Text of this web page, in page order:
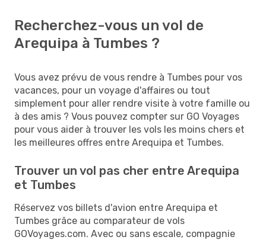
Recherchez-vous un vol de
Arequipa à Tumbes ?
Vous avez prévu de vous rendre à Tumbes pour vos
vacances, pour un voyage d'affaires ou tout
simplement pour aller rendre visite à votre famille ou
à des amis ? Vous pouvez compter sur GO Voyages
pour vous aider à trouver les vols les moins chers et
les meilleures offres entre Arequipa et Tumbes.
Trouver un vol pas cher entre Arequipa
et Tumbes
Réservez vos billets d'avion entre Arequipa et
Tumbes grâce au comparateur de vols
GOVoyages.com. Avec ou sans escale, compagnie